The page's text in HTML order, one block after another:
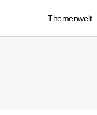
Themenwelt